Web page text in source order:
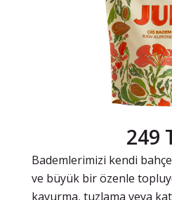
249
Bademlerimizi kendi
ve büyük bir özenle
kavurma, tuzlama veya